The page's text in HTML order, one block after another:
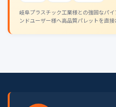
岐阜プラスチック工業様との強固なパ
ンドユーザー様へ高品質パレットを直接